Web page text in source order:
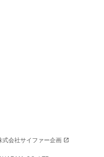
式会社サイファー企画 open_in_new